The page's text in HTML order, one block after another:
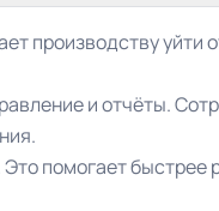
производству уйти
и отчёты.
помогает быстрее